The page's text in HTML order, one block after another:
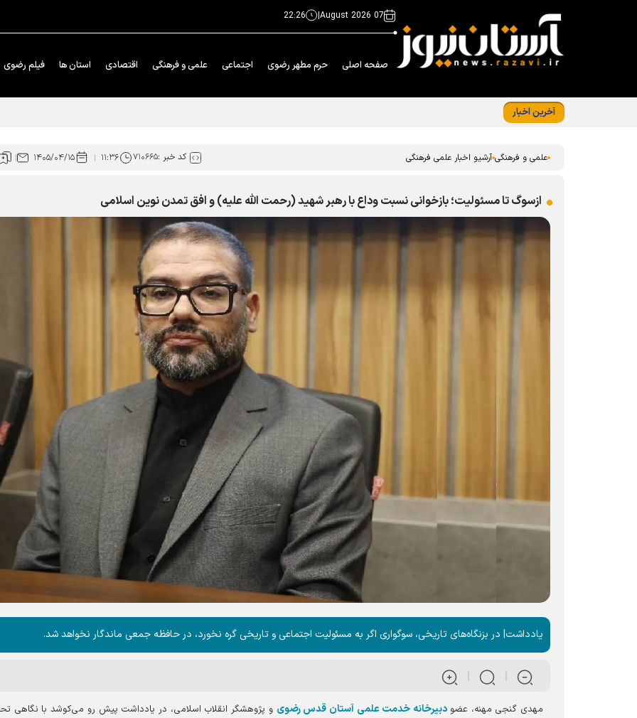
07 August 2026
|
22:26
صفحه اصلی حرم مطهر رضوی اجتماعی علمی و فرهنگی اقتصادی استان ها فیلم رضوی
آخرین اخبار
علمی و فرهنگی آرشیو اخبار علمی فرهنگی کد خبر :۷۱۰۶۶۵ ۱۱:۳۶ ۱۴۰۵/۰۴/۱۵
ازسوگ تا مسئولیت؛ بازخوانی نسبت وداع با رهبر شهید (رحمت الله علیه) و افق تمدن نوین اسلامی
یادداشت| در بزنگاه‌های تاریخی، سوگواری اگر به مسئولیت اجتماعی و تاریخی گره نخورد، در حافظه جمعی ماندگار نخواهد شد.
مهدی گنجی مهنه، عضو دبیرخانه خدمت علمی آستان قدس رضوی و پژوهشگر انقلاب اسلامی، در یادداشت پیش رو می‌کوشد با نگاهی